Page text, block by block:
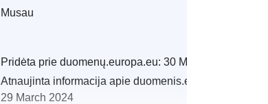
Musau
Pridėta prie duomenų.europa.eu: 30 March 2022
Atnaujinta informacija apie duomenis.europa.eu:
29 March 2024